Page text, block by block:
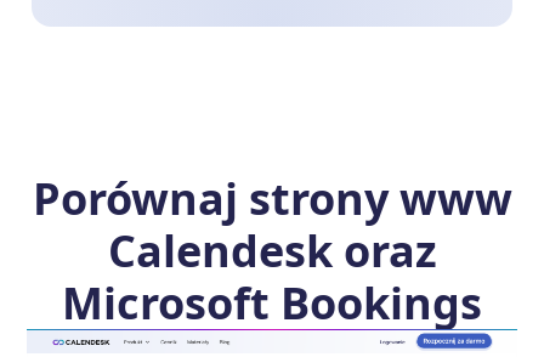
Porównaj strony www
Calendesk oraz
Microsoft Bookings